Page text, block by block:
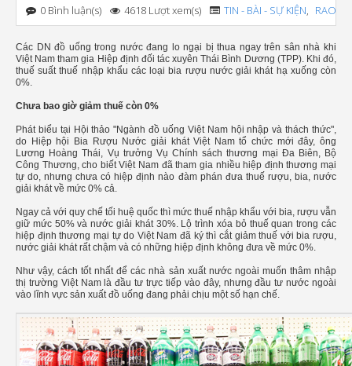
0 Bình luận(s) 4618 Lượt xem(s) TIN - BÀI - SỰ KIỆN, RAO
Các DN đồ uống trong nước đang lo ngại bị thua ngay trên sân nhà khi
Việt Nam tham gia Hiệp định đối tác xuyên Thái Bình Dương (TPP). Khi đó,
thuế suất thuế nhập khẩu các loại bia rượu nước giải khát hạ xuống còn
0%.
Chưa bao giờ giảm thuế còn 0%
Phát biểu tại Hội thảo "Ngành đồ uống Việt Nam hội nhập và thách thức",
do Hiệp hội Bia Rượu Nước giải khát Việt Nam tổ chức mới đây, ông
Lương Hoàng Thái, Vụ trưởng Vụ Chính sách thương mại Đa Biên, Bộ
Công Thương, cho biết Việt Nam đã tham gia nhiều hiệp định thương mại
tự do, nhưng chưa có hiệp định nào đàm phán đưa thuế rượu, bia, nước
giải khát về mức 0% cả.
Ngay cả với quy chế tối huệ quốc thì mức thuế nhập khẩu với bia, rượu vẫn
giữ mức 50% và nước giải khát 30%. Lộ trình xóa bỏ thuế quan trong các
hiệp định thương mại tự do Việt Nam đã ký thì cắt giảm thuế với bia rượu,
nước giải khát rất chậm và có những hiệp định không đưa về mức 0%.
Như vậy, cách tốt nhất để các nhà sản xuất nước ngoài muốn thâm nhập
thị trường Việt Nam là đầu tư trực tiếp vào đây, nhưng đầu tư nước ngoài
vào lĩnh vực sản xuất đồ uống đang phải chịu một số hạn chế.